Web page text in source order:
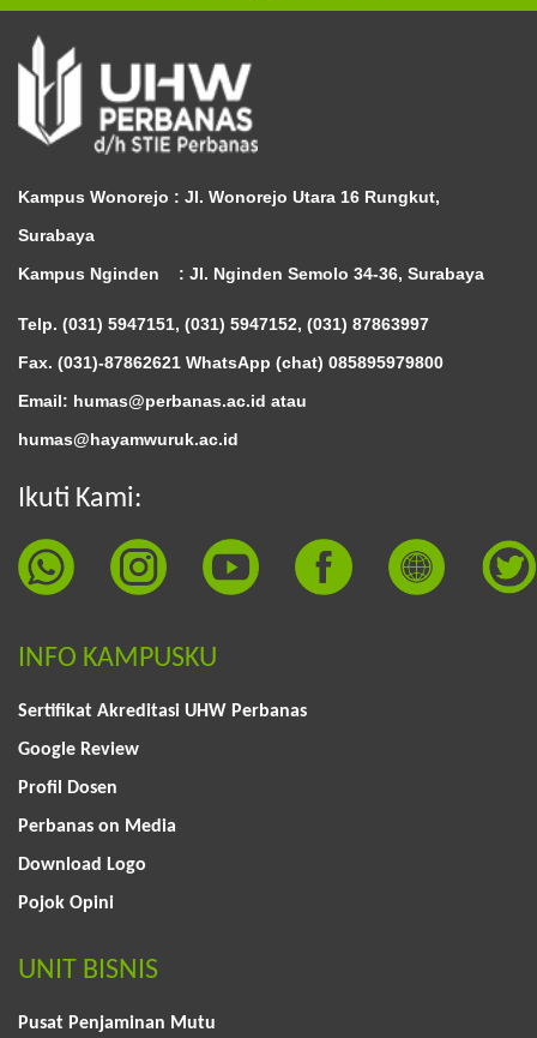
Kampus Wonorejo : Jl. Wonorejo Utara 16 Rungkut,
Surabaya
Kampus Nginden : Jl. Nginden Semolo 34-36, Surabaya
Telp. (031) 5947151, (031) 5947152, (031) 87863997
Fax. (031)-87862621 WhatsApp (chat) 085895979800
Email: humas@perbanas.ac.id atau
humas@hayamwuruk.ac.id
Ikuti Kami:
INFO KAMPUSKU
Sertifikat Akreditasi UHW Perbanas
Google Review
Profil Dosen
Perbanas on Media
Download Logo
Pojok Opini
UNIT BISNIS
Pusat Penjaminan Mutu